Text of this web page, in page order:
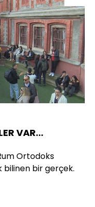
VAR...
Ortodoks
bilinen bir gerçek.